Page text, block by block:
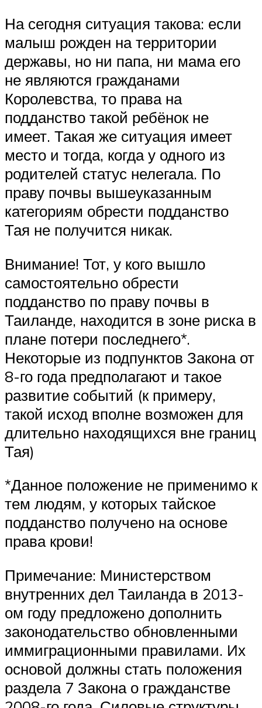
На сегодня ситуация такова: если
малыш рожден на территории
державы, но ни папа, ни мама его
не являются гражданами
Королевства, то права на
подданство такой ребёнок не
имеет. Такая же ситуация имеет
место и тогда, когда у одного из
родителей статус нелегала. По
праву почвы вышеуказанным
категориям обрести подданство
Тая не получится никак.
Внимание! Тот, у кого вышло
самостоятельно обрести
подданство по праву почвы в
Таиланде, находится в зоне риска в
плане потери последнего*.
Некоторые из подпунктов Закона от
8-го года предполагают и такое
развитие событий (к примеру,
такой исход вполне возможен для
длительно находящихся вне границ
Тая)
*Данное положение не применимо к
тем людям, у которых тайское
подданство получено на основе
права крови!
Примечание: Министерством
внутренних дел Таиланда в 2013-
ом году предложено дополнить
законодательство обновленными
иммиграционными правилами. Их
основой должны стать положения
раздела 7 Закона о гражданстве